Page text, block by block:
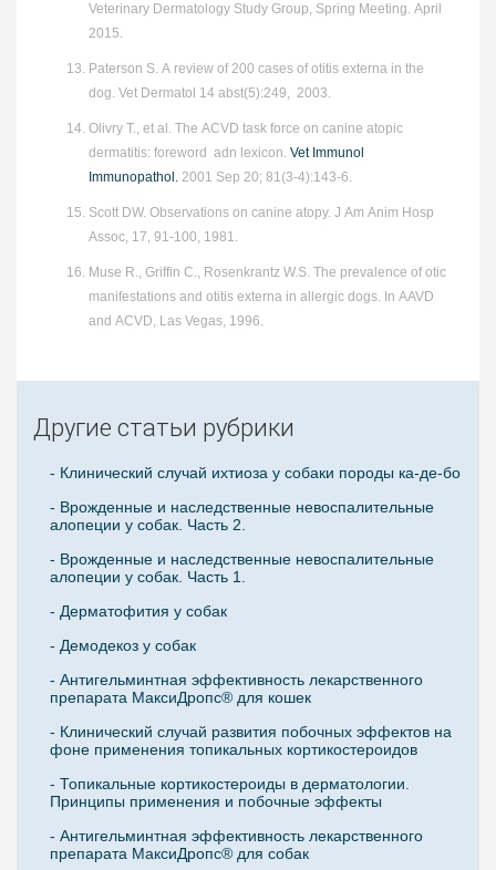
Veterinary Dermatology Study Group, Spring Meeting. April
2015.
Paterson S. A review of 200 cases of otitis externa in the
dog. Vet Dermatol 14 abst(5):249, 2003.
Olivry T., et al. The ACVD task force on canine atopic
dermatitis: foreword adn lexicon. Vet Immunol
Immunopathol. 2001 Sep 20; 81(3-4):143-6.
Scott DW. Observations on canine atopy. J Am Anim Hosp
Assoc, 17, 91-100, 1981.
Muse R., Griffin C., Rosenkrantz W.S. The prevalence of otic
manifestations and otitis externa in allergic dogs. In AAVD
and ACVD, Las Vegas, 1996.
Другие статьи рубрики
- Клинический случай ихтиоза у собаки породы ка-де-бо
- Врожденные и наследственные невоспалительные
алопеции у собак. Часть 2.
- Врожденные и наследственные невоспалительные
алопеции у собак. Часть 1.
- Дерматофития у собак
- Демодекоз у собак
- Антигельминтная эффективность лекарственного
препарата МаксиДропс® для кошек
- Клинический случай развития побочных эффектов на
фоне применения топикальных кортикостероидов
- Топикальные кортикостероиды в дерматологии.
Принципы применения и побочные эффекты
- Антигельминтная эффективность лекарственного
препарата МаксиДропс® для собак